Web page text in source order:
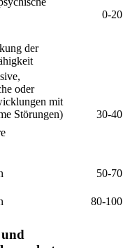
0-20
der
oder
mit
Störungen)
30-40
50-70
80-100